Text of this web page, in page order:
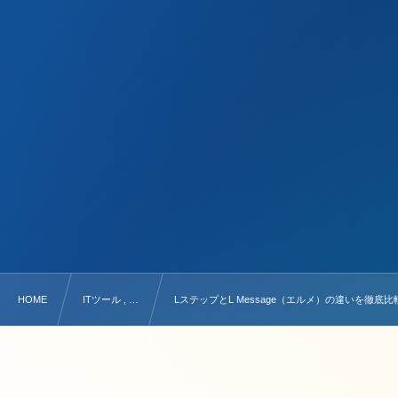
HOME ITツール , … LステップとL Message（エルメ）の違いを徹底比